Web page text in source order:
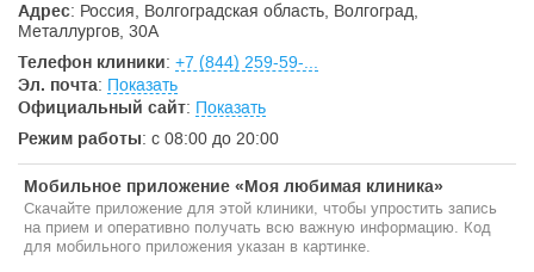
Адрес: Россия, Волгоградская область, Волгоград,
Металлургов, 30А
Телефон клиники: +7 (844) 259-59-...
Эл. почта: Показать
Официальный сайт: Показать
Режим работы: с 08:00 до 20:00
Мобильное приложение «Моя любимая клиника»
Скачайте приложение для этой клиники, чтобы упростить запись
на прием и оперативно получать всю важную информацию. Код
для мобильного приложения указан в картинке.